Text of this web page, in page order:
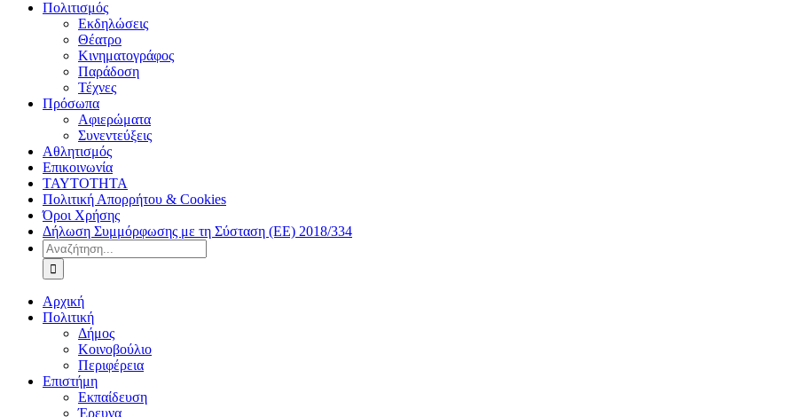
Πολιτισμός
Εκδηλώσεις
Θέατρο
Κινηματογράφος
Παράδοση
Τέχνες
Πρόσωπα
Αφιερώματα
Συνεντεύξεις
Αθλητισμός
Επικοινωνία
ΤΑΥΤΟΤΗΤΑ
Πολιτική Απορρήτου & Cookies
Όροι Χρήσης
Δήλωση Συμμόρφωσης με τη Σύσταση (ΕΕ) 2018/334
Αναζήτηση
για:
Αρχική
Πολιτική
Δήμος
Κοινοβούλιο
Περιφέρεια
Επιστήμη
Εκπαίδευση
Έρευνα